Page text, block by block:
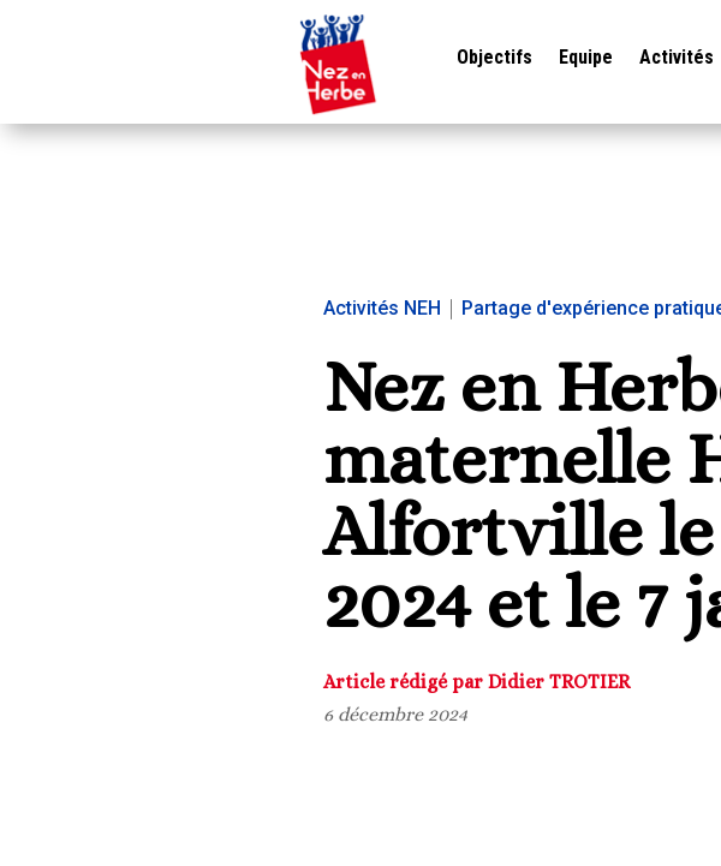
Objectifs Equipe Activités
Activités NEH Partage d'expérience
Nez en
maternelle
Alfortville le
2024 et le 7
Article rédigé par Didier TROTIER
6 décembre 2024